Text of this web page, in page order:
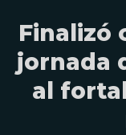
Finalizó
jornada
al